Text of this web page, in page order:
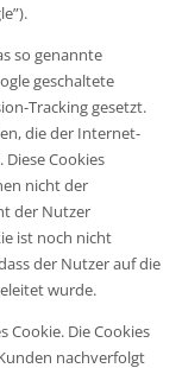
so genannte
geschaltete
Tracking gesetzt.
die der Internet-
Cookies
nicht der
der Nutzer
ist noch nicht
der Nutzer auf die
wurde.
Cookie. Die Cookies
nachverfolgt